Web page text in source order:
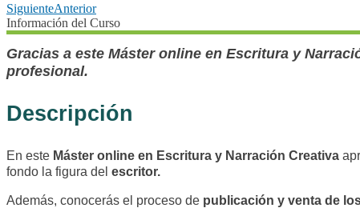
SiguienteAnterior
Información del Curso
Gracias a este Máster online en Escritura y
profesional.
Descripción
En este Máster online en Escritura y Narración Creativa
fondo la figura del escritor.
Además, conocerás el proceso de publicación y venta de